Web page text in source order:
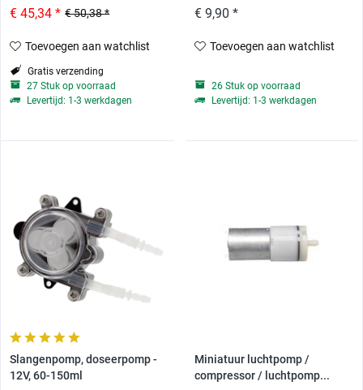
€ 50,38 *
€ 45,34 *
Toevoegen aan watchlist
Gratis verzending
27 Stuk op voorraad
Levertijd: 1-3 werkdagen
€ 9,90 *
Toevoegen aan watchlist
26 Stuk op voorraad
Levertijd: 1-3 werkdagen
Slangenpomp, doseerpomp -
12V, 60-150ml
Miniatuur luchtpomp /
compressor / luchtpomp...